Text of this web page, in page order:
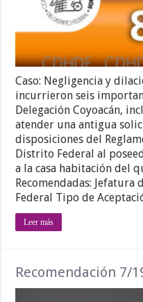
Caso: Negligencia y
incurrieron seis
Delegación Coyoacán,
atender una antigua
disposiciones del
Distrito Federal al
a la casa habitación del
Recomendadas:
Federal Tipo de
Leer más
Recomendación 7/